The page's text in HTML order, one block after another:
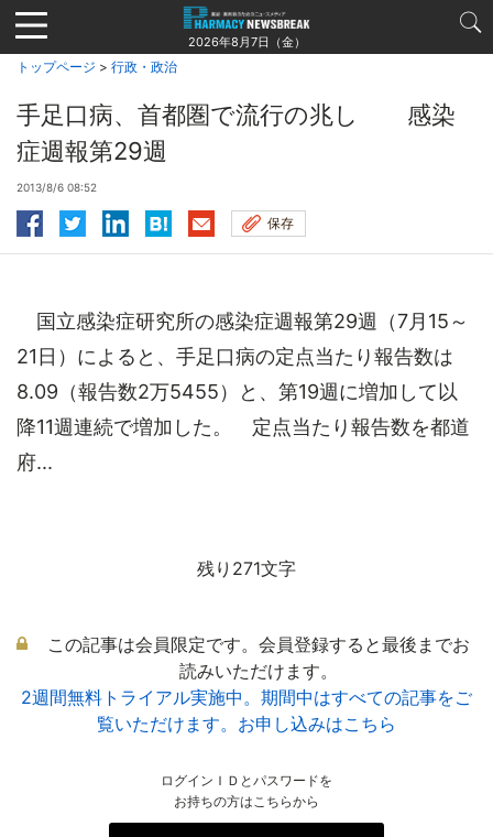
Jump
to
navigation
2026年8月7日（金）
トップページ > 行政・政治
手足口病、首都圏で流行の兆し 感染
症週報第29週
2013/8/6 08:52
保存
国立感染症研究所の感染症週報第29週（7月15～
21日）によると、手足口病の定点当たり報告数は
8.09（報告数2万5455）と、第19週に増加して以
降11週連続で増加した。 定点当たり報告数を都道
府...
残り271文字
この記事は会員限定です。会員登録すると最後までお
読みいただけます。
2週間無料トライアル実施中。期間中はすべての記事をご
覧いただけます。お申し込みはこちら
ログインＩＤとパスワードを
お持ちの方はこちらから